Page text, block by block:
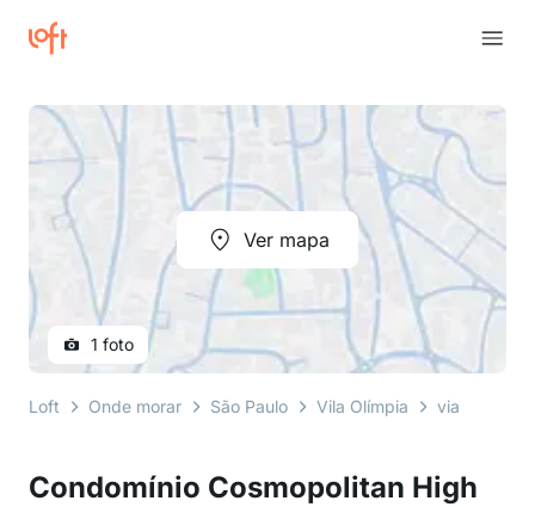
Condomínio Cosmopolitan High
Ver mapa
1 foto
Loft Onde morar São Paulo Vila Olímpia viaduto